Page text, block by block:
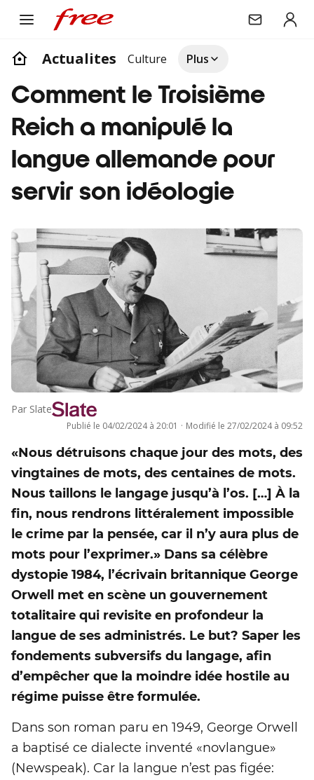
Actualites Culture Plus
Comment le Troisième
Reich a manipulé la
langue allemande pour
servir son idéologie
Par Slate
Publié le 04/02/2024 à 20:01 · Modifié le 27/02/2024 à 09:52
«Nous détruisons chaque jour des mots, des
vingtaines de mots, des centaines de mots.
Nous taillons le langage jusqu’à l’os. […] À la
fin, nous rendrons littéralement impossible
le crime par la pensée, car il n’y aura plus de
mots pour l’exprimer.» Dans sa célèbre
dystopie 1984, l’écrivain britannique George
Orwell met en scène un gouvernement
totalitaire qui revisite en profondeur la
langue de ses administrés. Le but? Saper les
fondements subversifs du langage, afin
d’empêcher que la moindre idée hostile au
régime puisse être formulée.
Dans son roman paru en 1949, George Orwell
a baptisé ce dialecte inventé «novlangue»
(Newspeak). Car la langue n’est pas figée: